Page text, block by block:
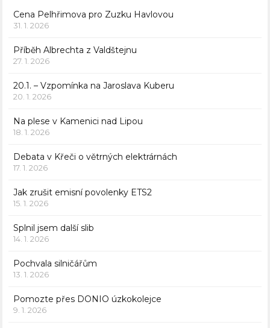
Cena Pelhřimova pro Zuzku Havlovou
31. 1. 2026
Příběh Albrechta z Valdštejnu
27. 1. 2026
20.1. – Vzpomínka na Jaroslava Kuberu
20. 1. 2026
Na plese v Kamenici nad Lipou
18. 1. 2026
Debata v Křeči o větrných elektrárnách
17. 1. 2026
Jak zrušit emisní povolenky ETS2
15. 1. 2026
Splnil jsem další slib
14. 1. 2026
Pochvala silničářům
13. 1. 2026
Pomozte přes DONIO úzkokolejce
9. 1. 2026